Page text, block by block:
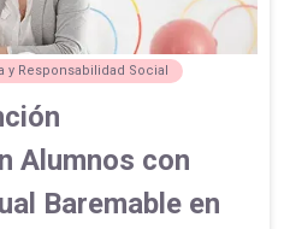
y Responsabilidad Social
Alumnos con
Baremable en